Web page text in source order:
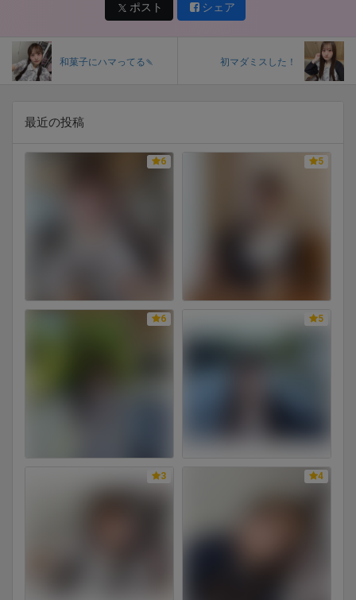
ポスト シェア
和菓子にハマってる🍡 初マダミスした！
最近の投稿
6 5
6 5
3 4